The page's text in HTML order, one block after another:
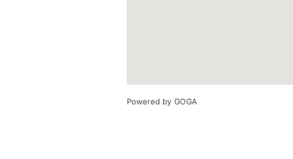
Powered by GOGA